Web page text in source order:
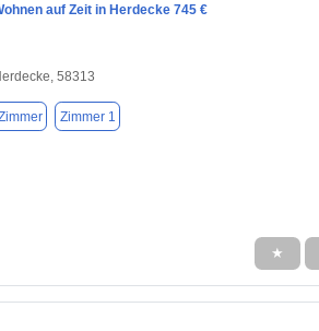
auf Zeit in Herdecke 745 €
58313
Zimmer 1
★